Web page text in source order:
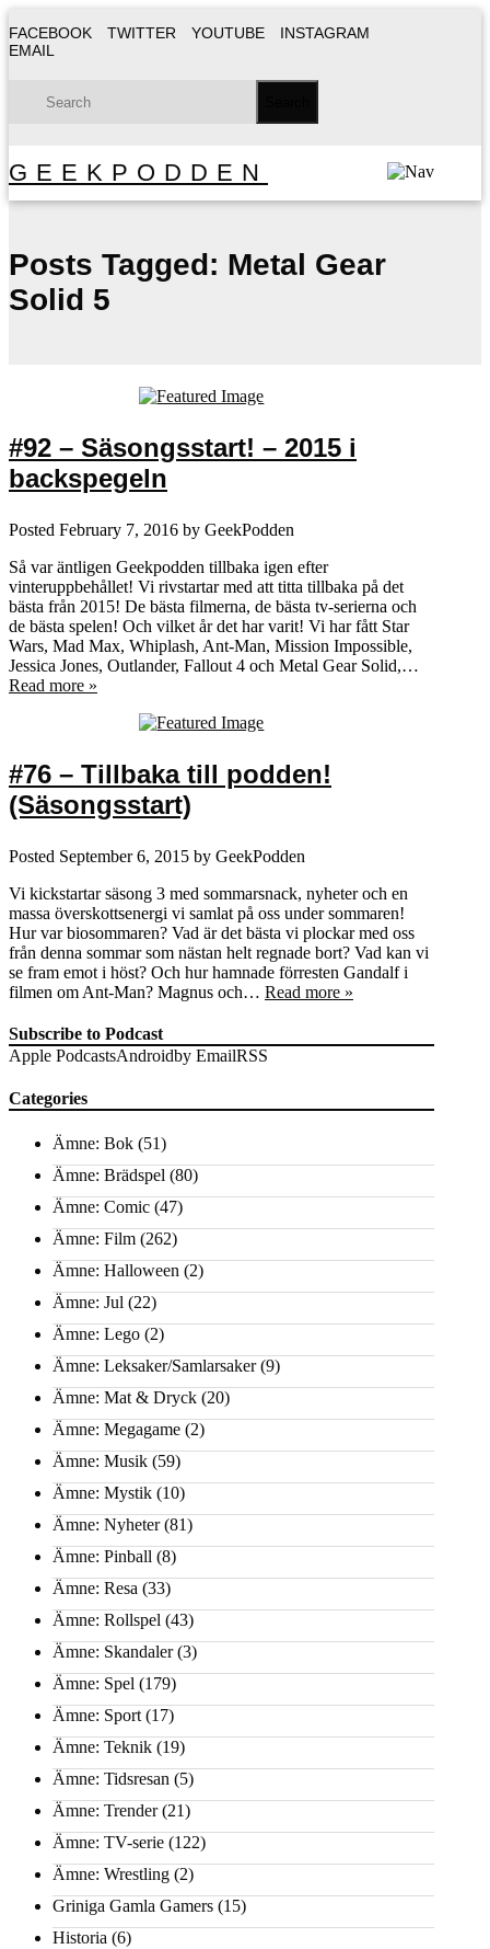
FACEBOOK TWITTER YOUTUBE
INSTAGRAM
EMAIL
GEEKPODDEN
Posts Tagged: Metal Gear
Solid 5
#92 – Säsongsstart! – 2015 i
backspegeln
Posted February 7, 2016 by GeekPodden
Så var äntligen Geekpodden tillbaka igen efter
vinteruppbehållet! Vi rivstartar med att titta tillbaka på det
bästa från 2015! De bästa filmerna, de bästa tv-serierna och
de bästa spelen! Och vilket år det har varit! Vi har fått Star
Wars, Mad Max, Whiplash, Ant-Man, Mission Impossible,
Jessica Jones, Outlander, Fallout 4 och Metal Gear Solid,…
Read more »
#76 – Tillbaka till podden!
(Säsongsstart)
Posted September 6, 2015 by GeekPodden
Vi kickstartar säsong 3 med sommarsnack, nyheter och en
massa överskottsenergi vi samlat på oss under sommaren!
Hur var biosommaren? Vad är det bästa vi plockar med oss
från denna sommar som nästan helt regnade bort? Vad kan vi
se fram emot i höst? Och hur hamnade förresten Gandalf i
filmen om Ant-Man? Magnus och… Read more »
Subscribe to Podcast
Apple PodcastsAndroidby EmailRSS
Categories
Ämne: Bok (51)
Ämne: Brädspel (80)
Ämne: Comic (47)
Ämne: Film (262)
Ämne: Halloween (2)
Ämne: Jul (22)
Ämne: Lego (2)
Ämne: Leksaker/Samlarsaker(9)
Ämne: Mat & Dryck (20)
Ämne: Megagame (2)
Ämne: Musik (59)
Ämne: Mystik (10)
Ämne: Nyheter(81)
Ämne: Pinball (8)
Ämne: Resa (33)
Ämne: Rollspel (43)
Ämne: Skandaler(3)
Ämne: Spel (179)
Ämne: Sport (17)
Ämne: Teknik (19)
Ämne: Tidsresan (5)
Ämne: Trender(21)
Ämne: TV-serie (122)
Ämne: Wrestling (2)
Griniga Gamla Gamers (15)
Historia (6)